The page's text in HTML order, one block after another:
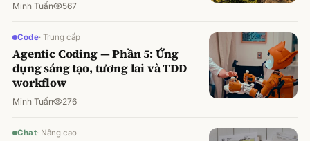
Minh Tuấn 567
Code· Trung cấp
Agentic Coding — Phần 5: Ứng
dụng sáng tạo, tương lai và TDD
workflow
Minh Tuấn 276
Chat· Nâng cao